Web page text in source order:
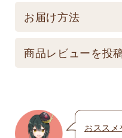
お届け商品とは異なり
保存方法
保存は避けてください
お届け方法
配送方法
発送となります。 ☆画
る為現物を優先してく
商品レビューを投
名前 ※ おススメ